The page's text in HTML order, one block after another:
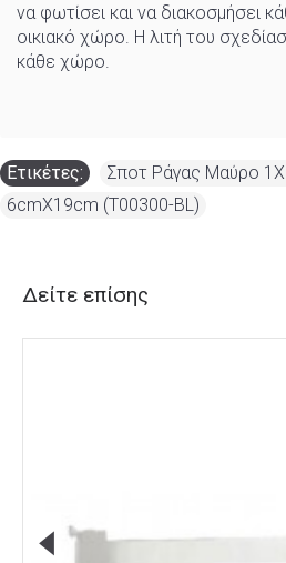
να φωτίσει και να διακοσμήσει
οικιακό χώρο. Η λιτή του
κάθε χώρο.
Ετικέτες: Σποτ Ράγας Μαύρο
6cmX19cm (T00300-BL)
Δείτε επίσης